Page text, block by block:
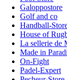
Galoppostore
Golf and co
Handball-
House of
La sellerie de
Made in
On-Fight
Padel-Expert